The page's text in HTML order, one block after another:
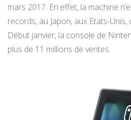
mars 2017. En effet, la machine
records, au Japon, aux Etats-
Début janvier, la console de
plus de 11 millions de ventes.